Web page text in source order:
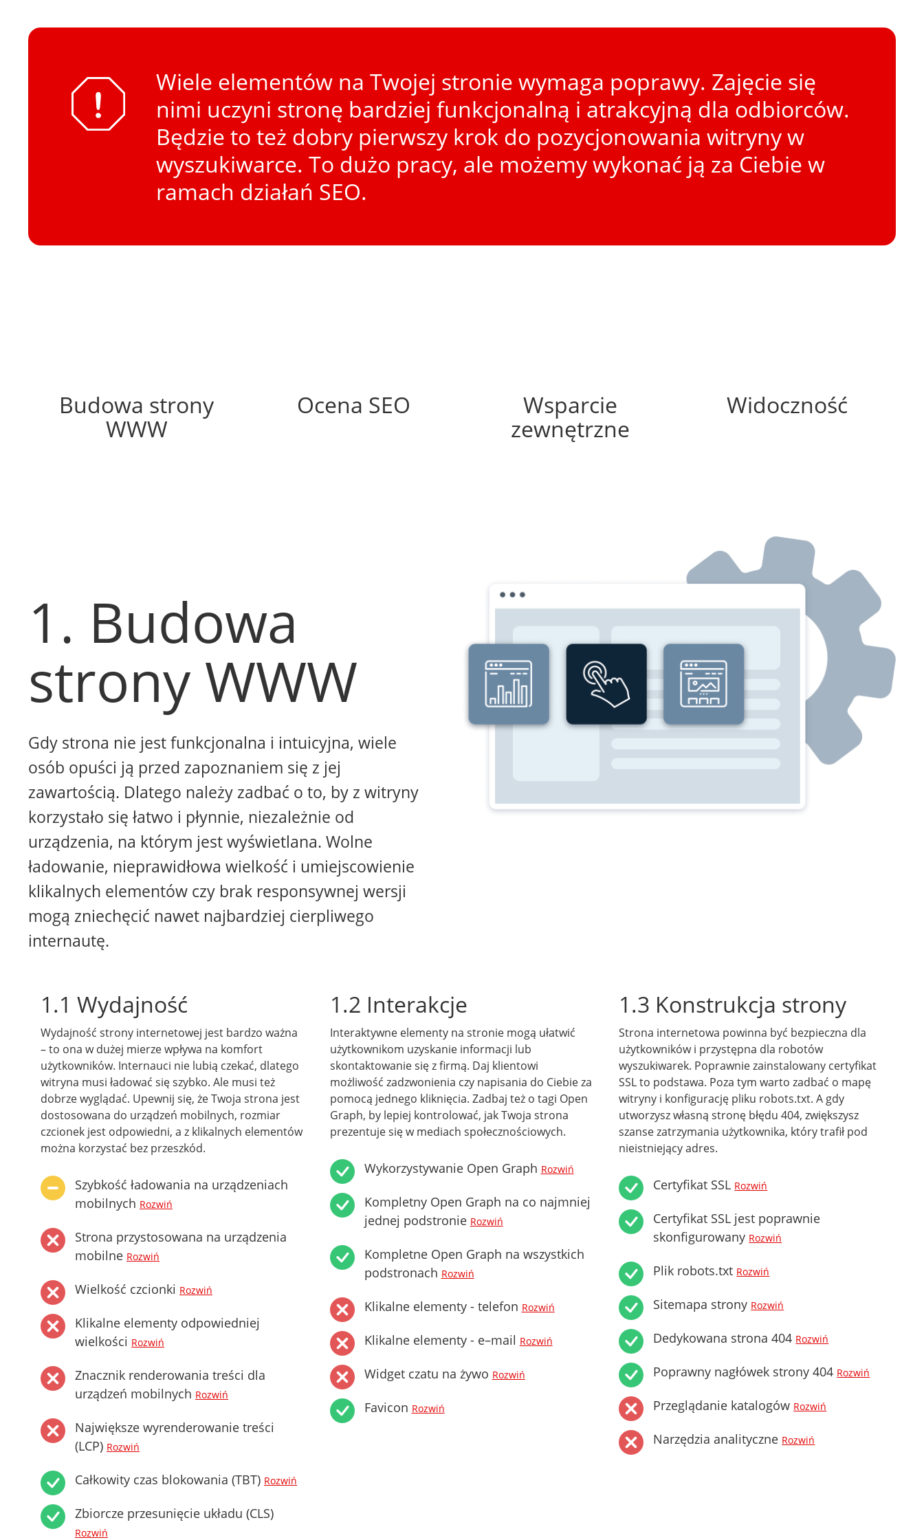
Wiele elementów na Twojej stronie wymaga poprawy. Zajęcie się
nimi uczyni stronę bardziej funkcjonalną i atrakcyjną dla odbiorców.
Będzie to też dobry pierwszy krok do pozycjonowania witryny w
wyszukiwarce. To dużo pracy, ale możemy wykonać ją za Ciebie w
ramach działań SEO.
Budowa strony
WWW
Ocena SEO
Wsparcie
zewnętrzne
Widoczność
1. Budowa
strony WWW
Gdy strona nie jest funkcjonalna i intuicyjna, wiele
osób opuści ją przed zapoznaniem się z jej
zawartością. Dlatego należy zadbać o to, by z witryny
korzystało się łatwo i płynnie, niezależnie od
urządzenia, na którym jest wyświetlana. Wolne
ładowanie, nieprawidłowa wielkość i umiejscowienie
klikalnych elementów czy brak responsywnej wersji
mogą zniechęcić nawet najbardziej cierpliwego
internautę.
1.1 Wydajność
Wydajność strony internetowej jest bardzo ważna
– to ona w dużej mierze wpływa na komfort
użytkowników. Internauci nie lubią czekać, dlatego
witryna musi ładować się szybko. Ale musi też
dobrze wyglądać. Upewnij się, że Twoja strona jest
dostosowana do urządzeń mobilnych, rozmiar
czcionek jest odpowiedni, a z klikalnych elementów
można korzystać bez przeszkód.
Szybkość ładowania na urządzeniach
mobilnych Rozwiń
Strona przystosowana na urządzenia
mobilne Rozwiń
Wielkość czcionki Rozwiń
Klikalne elementy odpowiedniej
wielkości Rozwiń
Znacznik renderowania treści dla
urządzeń mobilnych Rozwiń
Największe wyrenderowanie treści
(LCP) Rozwiń
Całkowity czas blokowania (TBT) Rozwiń
Zbiorcze przesunięcie układu (CLS)
Rozwiń
1.2 Interakcje
Interaktywne elementy na stronie mogą ułatwić
użytkownikom uzyskanie informacji lub
skontaktowanie się z firmą. Daj klientowi
możliwość zadzwonienia czy napisania do Ciebie za
pomocą jednego kliknięcia. Zadbaj też o tagi Open
Graph, by lepiej kontrolować, jak Twoja strona
prezentuje się w mediach społecznościowych.
Wykorzystywanie Open Graph Rozwiń
Kompletny Open Graph na co najmniej
jednej podstronie Rozwiń
Kompletne Open Graph na wszystkich
podstronach Rozwiń
Klikalne elementy - telefon Rozwiń
Klikalne elementy - e–mail Rozwiń
Widget czatu na żywo Rozwiń
Favicon Rozwiń
1.3 Konstrukcja strony
Strona internetowa powinna być bezpieczna dla
użytkowników i przystępna dla robotów
wyszukiwarek. Poprawnie zainstalowany certyfikat
SSL to podstawa. Poza tym warto zadbać o mapę
witryny i konfigurację pliku robots.txt. A gdy
utworzysz własną stronę błędu 404, zwiększysz
szanse zatrzymania użytkownika, który trafił pod
nieistniejący adres.
Certyfikat SSL Rozwiń
Certyfikat SSL jest poprawnie
skonfigurowany Rozwiń
Plik robots.txt Rozwiń
Sitemapa strony Rozwiń
Dedykowana strona 404 Rozwiń
Poprawny nagłówek strony 404 Rozwiń
Przeglądanie katalogów Rozwiń
Narzędzia analityczne Rozwiń